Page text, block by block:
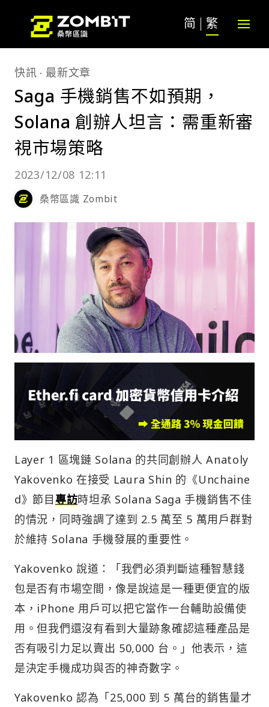
简 繁
快訊 最新文章
Saga 手機銷售不如預期，
Solana 創辦人坦言：需重新審
視市場策略
2023/12/08 12:11
桑幣區識 Zombit
Layer 1 區塊鏈 Solana 的共同創辦人 Anatoly
Yakovenko 在接受 Laura Shin 的《Unchaine
d》節目專訪時坦承 Solana Saga 手機銷售不佳
的情況，同時強調了達到 2.5 萬至 5 萬用戶群對
於維持 Solana 手機發展的重要性。
Yakovenko 說道：「我們必須判斷這種智慧錢
包是否有市場空間，像是說這是一種更便宜的版
本，iPhone 用戶可以把它當作一台輔助設備使
用。但我們還沒有看到大量跡象確認這種產品是
否有吸引力足以賣出 50,000 台。」他表示，這
是決定手機成功與否的神奇數字。
Yakovenko 認為「25,000 到 5 萬台的銷售量才